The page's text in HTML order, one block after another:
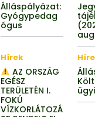
Álláspályázat:
Gyógypedag
ógus
Hírek
AZ ORSZÁG
EGÉSZ
TERÜLETÉN I.
FOKÚ
VÍZKORLÁTOZÁ